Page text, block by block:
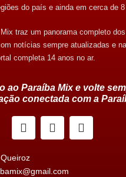
do país e ainda em cerca de
traz um panorama completo
notícias sempre atualizadas e
completa 14 anos no ar.
ao Paraíba Mix e volte
conectada com a